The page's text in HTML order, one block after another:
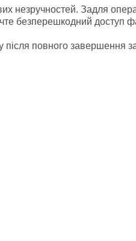
незручностей. Задля
безперешкодний доступ
після повного завершення